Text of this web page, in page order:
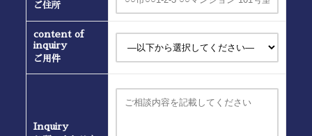
ご住所
content of
inquiry
ご用件
Inquiry